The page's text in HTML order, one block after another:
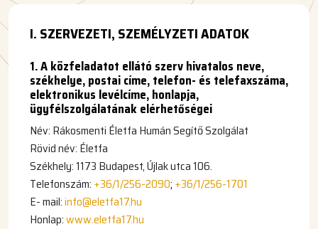
I. SZERVEZETI, SZEMÉLYZETI ADATOK
1. A közfeladatot ellátó szerv hivatalos neve,
székhelye, postai címe, telefon- és telefaxszáma,
elektronikus levélcíme, honlapja,
ügyfélszolgálatának elérhetőségei
Név: Rákosmenti Életfa Humán Segítő Szolgálat
Rövid név: Életfa
Székhely: 1173 Budapest, Újlak utca 106.
Telefonszám: +36/1/256-2090; +36/1/256-1701
E- mail:info@eletfa17.hu
Honlap:www.eletfa17.hu